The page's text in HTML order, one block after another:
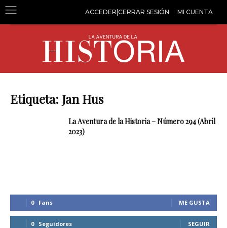
ACCEDER|CERRAR SESIÓN MI CUENTA
Etiqueta: Jan Hus
La Aventura de la Historia – Número 294 (Abril
2023)
0 Fans ME GUSTA
0 Seguidores SEGUIR